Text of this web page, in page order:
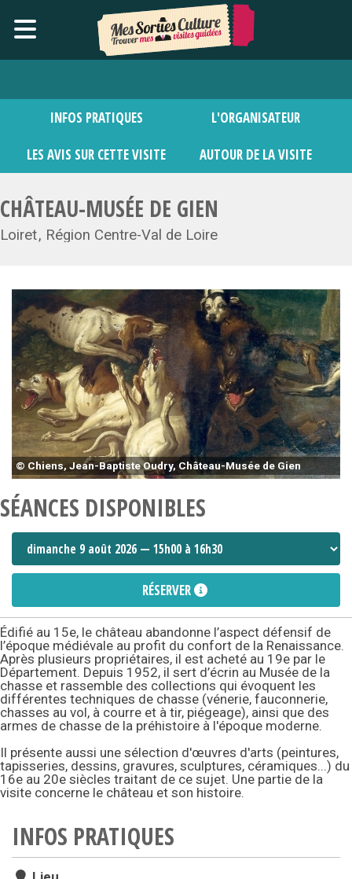
INFOS PRATIQUES L'ORGANISATEUR
LES AVIS SUR CETTE VISITE AUTOUR DE LA VISITE
CHÂTEAU-MUSÉE DE GIEN
Loiret Région Centre-Val de Loire
© Chiens, Jean-Baptiste Oudry, Château-Musée de Gien
SÉANCES DISPONIBLES
RÉSERVER
Édifié au 15e, le château abandonne l’aspect défensif de
l’époque médiévale au profit du confort de la Renaissance.
Après plusieurs propriétaires, il est acheté au 19e par le
Département. Depuis 1952, il sert d’écrin au Musée de la
chasse et rassemble des collections qui évoquent les
différentes techniques de chasse (vénerie, fauconnerie,
chasses au vol, à courre et à tir, piégeage), ainsi que des
armes de chasse de la préhistoire à l'époque moderne.
Il présente aussi une sélection d'œuvres d'arts (peintures,
tapisseries, dessins, gravures, sculptures, céramiques...) du
16e au 20e siècles traitant de ce sujet. Une partie de la
visite concerne le château et son histoire.
INFOS PRATIQUES